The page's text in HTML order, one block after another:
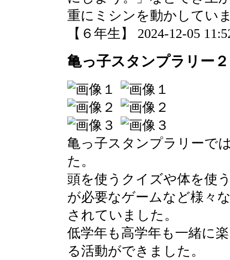
重にミシンを動かしてい
【６年生】 2024-12-05
亀っ子スタンプラリー２
亀っ子スタンプラリーで
た。
頭を使うクイズや体を使
が必要なゲームなど様々
されていました。
低学年も高学年も一緒に
る活動ができました。